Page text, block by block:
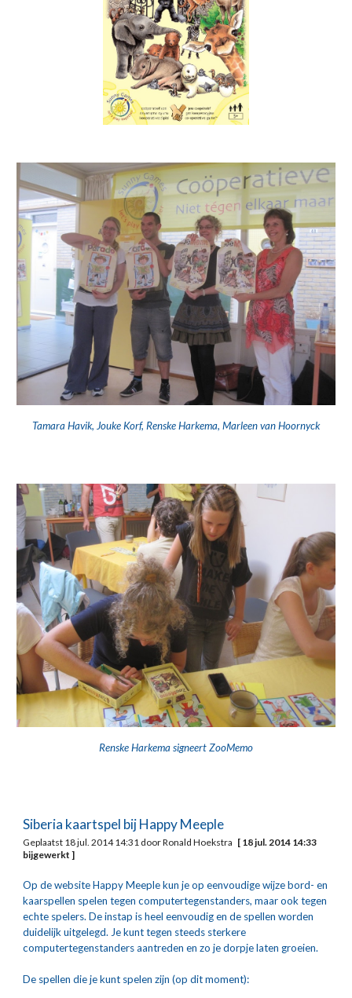
Tamara Havik, Jouke Korf, Renske Harkema, Marleen van Hoornyck
Renske Harkema signeert ZooMemo
Siberia kaartspel bij Happy Meeple
Geplaatst 18 jul. 2014 14:31 door Ronald Hoekstra [ 18 jul. 2014 14:33
bijgewerkt ]
Op de website Happy Meeple kun je op eenvoudige wijze bord- en
kaarspellen spelen tegen computertegenstanders, maar ook tegen
echte spelers. De instap is heel eenvoudig en de spellen worden
duidelijk uitgelegd. Je kunt tegen steeds sterkere
computertegenstanders aantreden en zo je dorpje laten groeien.
De spellen die je kunt spelen zijn (op dit moment):